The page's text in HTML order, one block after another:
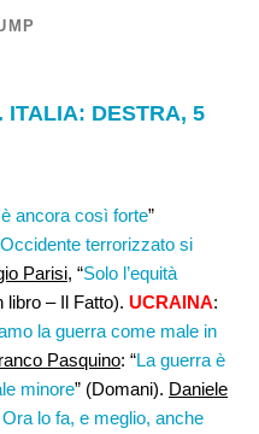
ITALIA: DESTRA, 5
ancora così forte”
terrorizzato si
Parisi, “Solo l’equità
libro – Il Fatto). UCRAINA:
la guerra come male in
Pasquino: “La guerra è
minore” (Domani). Daniele
lo fa, e meglio, anche